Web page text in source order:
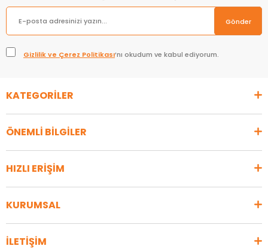
Gönder
Gizlilik ve Çerez Politikası’nı okudum ve kabul ediyorum.
KATEGORİLER
ÖNEMLİ BİLGİLER
HIZLI ERİŞİM
KURUMSAL
İLETİŞİM